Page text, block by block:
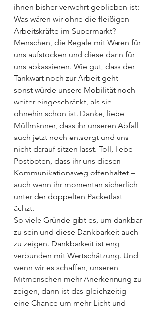
ihnen bisher verwehrt geblieben ist:
Was wären wir ohne die fleißigen
Arbeitskräfte im Supermarkt?
Menschen, die Regale mit Waren für
uns aufstocken und diese dann für
uns abkassieren. Wie gut, dass der
Tankwart noch zur Arbeit geht –
sonst würde unsere Mobilität noch
weiter eingeschränkt, als sie
ohnehin schon ist. Danke, liebe
Müllmänner, dass ihr unseren Abfall
auch jetzt noch entsorgt und uns
nicht darauf sitzen lasst. Toll, liebe
Postboten, dass ihr uns diesen
Kommunikationsweg offenhaltet –
auch wenn ihr momentan sicherlich
unter der doppelten Packetlast
ächzt.
So viele Gründe gibt es, um dankbar
zu sein und diese Dankbarkeit auch
zu zeigen. Dankbarkeit ist eng
verbunden mit Wertschätzung. Und
wenn wir es schaffen, unseren
Mitmenschen mehr Anerkennung zu
zeigen, dann ist das gleichzeitig
eine Chance um mehr Licht und